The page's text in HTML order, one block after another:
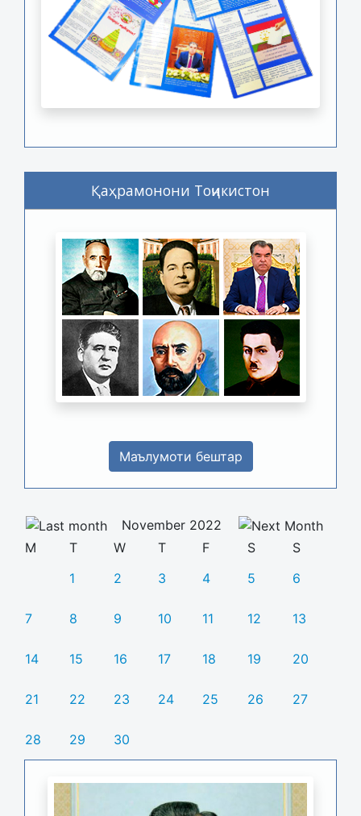
Қаҳрамонони Тоҷикистон
Маълумоти бештар
November 2022
M
T W T F S
S
1
2 3 4 5 6
7 8 9 10 11 12 13
14 15 16 17 18 19 20
21 22 23 24 25 26 27
28 29 30